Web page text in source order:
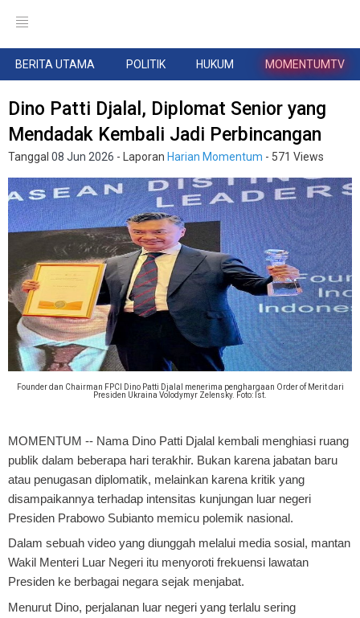
BERITA UTAMA POLITIK HUKUM MOMENTUMTV
Dino Patti Djalal, Diplomat Senior yang
Mendadak Kembali Jadi Perbincangan
Tanggal 08 Jun 2026 - Laporan Harian Momentum - 571 Views
Founder dan Chairman FPCI Dino Patti Djalal menerima penghargaan Order of Merit dari
Presiden Ukraina Volodymyr Zelensky. Foto: Ist.
MOMENTUM -- Nama Dino Patti Djalal kembali menghiasi ruang
publik dalam beberapa hari terakhir. Bukan karena jabatan baru
atau penugasan diplomatik, melainkan karena kritik yang
disampaikannya terhadap intensitas kunjungan luar negeri
Presiden Prabowo Subianto memicu polemik nasional.
Dalam sebuah video yang diunggah melalui media sosial, mantan
Wakil Menteri Luar Negeri itu menyoroti frekuensi lawatan
Presiden ke berbagai negara sejak menjabat.
Menurut Dino, perjalanan luar negeri yang terlalu sering